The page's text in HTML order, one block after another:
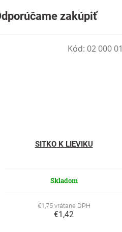
SITKO K LIEVIKU
Skladom
€1,75 vrátane DPH
€1,42
Kód: 02 000 01